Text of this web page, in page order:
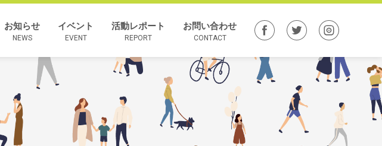
お知らせ
NEWS
イベント
EVENT
活動レポート
REPORT
お問い合わせ
CONTACT